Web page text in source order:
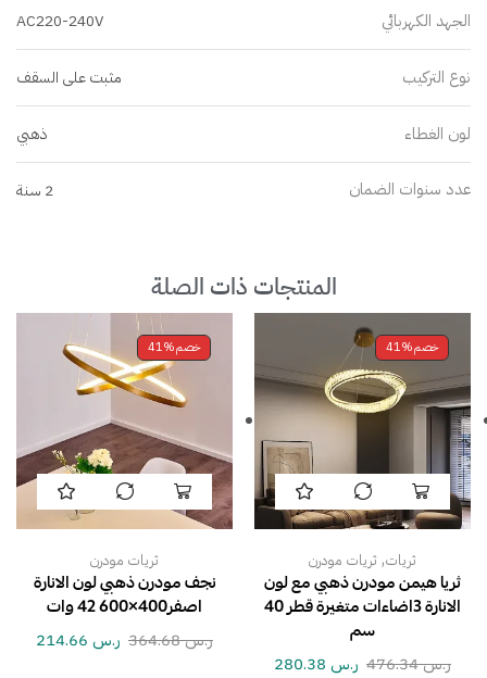
الجهد الكهربائي AC220-240V
نوع التركيب مثبت على السقف
لون الغطاء ذهبي
عدد سنوات الضمان 2 سنة
المنتجات ذات الصلة
خصم41%
ثريات, ثريات مودرن
ثريا هيمن مودرن ذهبي مع لون
الانارة 3اضاءات متغيرة قطر 40
سم
ر.س476.34 ر.س
خصم41%
ثريات مودرن
نجف مودرن ذهبي لون الانارة
اصفر400×600 42 وات
ر.س364.68 ر.س